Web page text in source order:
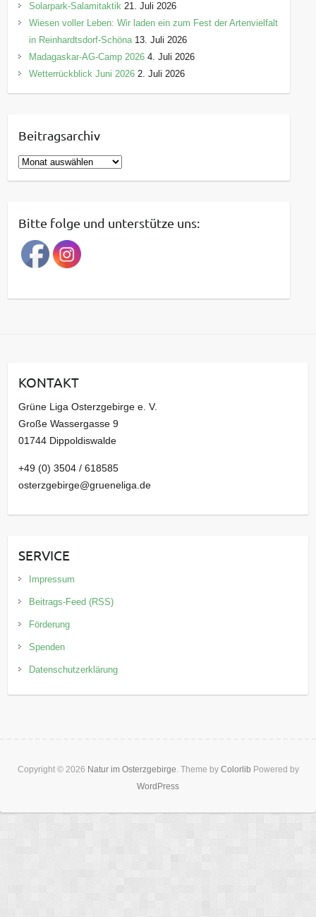
Solarpark-Salamitaktik 21. Juli 2026
Wiesen voller Leben: Wir laden ein zum Fest der Artenvielfalt
in Reinhardtsdorf-Schöna 13. Juli 2026
Madagaskar-AG-Camp 2026 4. Juli 2026
Wetterrückblick Juni 2026 2. Juli 2026
Beitragsarchiv
B
e
r
a
g
a
v
Bitte folge und unterstütze uns:
KONTAKT
Grüne Liga Osterzgebirge e. V.
Große Wassergasse 9
01744 Dippoldiswalde
+49 (0) 3504 / 618585
osterzgebirge@grueneliga.de
SERVICE
Impressum
Beitrags-Feed (RSS)
Förderung
Spenden
Datenschutzerklärung
Copyright © 2026 Natur im Osterzgebirge. Theme by Colorlib Powered by
WordPress